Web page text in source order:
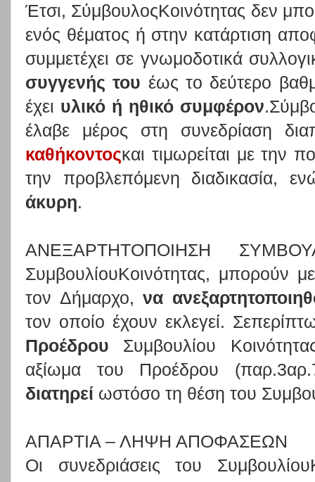
Έτσι, ΣύμβουλοςΚοινότητας δεν
ενός θέματος ή στην κατάρτιση
συμμετέχει σε γνωμοδοτικά
συγγενής του έως το δεύτερο
έχει υλικό ή ηθικό συμφέρον
έλαβε μέρος στη συνεδρίαση
καθήκοντοςκαι τιμωρείται με την
την προβλεπόμενη διαδικασία,
άκυρη.
ΑΝΕΞΑΡΤΗΤΟΠΟΙΗΣΗ
ΣυμβουλίουΚοινότητας, μπορούν
τον Δήμαρχο,να
τον οποίο έχουν εκλεγεί.
Προέδρου Συμβουλίου
αξίωμα του Προέδρου
διατηρεί ωστόσο τη θέση του
ΑΠΑΡΤΙΑ – ΛΗΨΗ ΑΠΟΦΑΣΕΩΝ
Οι συνεδριάσεις του